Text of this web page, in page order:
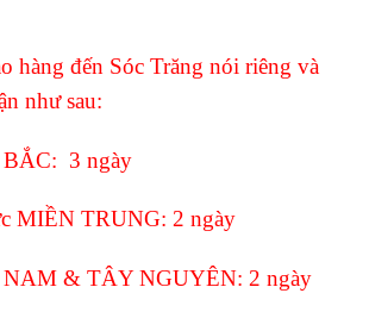
hàng đến Sóc Trăng nói riêng và
như sau:
3 ngày
MIỀN TRUNG: 2 ngày
& TÂY NGUYÊN: 2 ngày